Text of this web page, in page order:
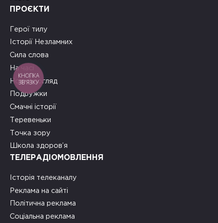
ПРОЄКТИ
Герої тилу
Історії Незламних
Сила слова
На часі
Новий погляд
Подружки
Смачні історії
Теревеньки
Точка зору
Школа здоров’я
ТЕЛЕРАДІОМОВЛЕННЯ
Історія телеканалу
Реклама на сайті
Політична реклама
Соціальна реклама
КНОПКА
ЗВ'ЯЗКУ